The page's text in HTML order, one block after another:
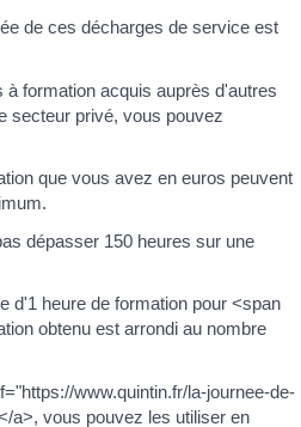
de ces décharges de service est
formation acquis auprès d'autres
secteur privé, vous pouvez
que vous avez en euros peuvent
dépasser 150 heures sur une
d'1 heure de formation pour <span
obtenu est arrondi au nombre
www.quintin.fr/la-journee-de-
a>, vous pouvez les utiliser en